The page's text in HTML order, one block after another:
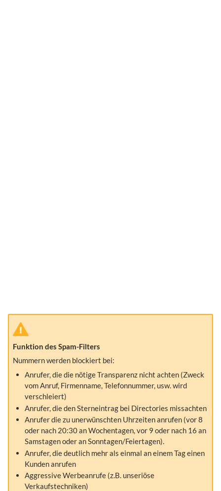
Funktion des Spam-Filters
Nummern werden blockiert bei:
Anrufer, die die nötige Transparenz nicht achten (Zweck
vom Anruf, Firmenname, Telefonnummer, usw. wird
verschleiert)
Anrufer, die den Sterneintrag bei Directories missachten
Anrufer die zu unerwünschten Uhrzeiten anrufen (vor 8
oder nach 20:30 an Wochentagen, vor 9 oder nach 16 an
Samstagen oder an Sonntagen/Feiertagen).
Anrufer, die deutlich mehr als einmal an einem Tag einen
Kunden anrufen
Aggressive Werbeanrufe (z.B. unseriöse
Verkaufstechniken)